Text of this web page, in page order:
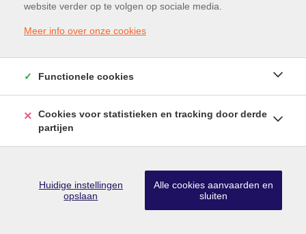
Lid CIB•Lid BIV•Erkend vastgoedmakelaar-bemiddelaar in België
website verder op te volgen op sociale media.
Meer info over onze cookies
Functionele cookies
Cookies voor statistieken en tracking door derde
partijen
Huidige instellingen
opslaan
Alle cookies aanvaarden en
sluiten